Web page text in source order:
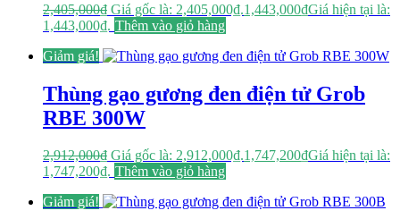
2,405,000₫ Giá gốc là: 2,405,000₫.1,443,000₫Giá hiện tại là:
1,443,000₫. Thêm vào giỏ hàng
Giảm giá!
Thùng gạo gương đen điện tử Grob
RBE 300W
2,912,000₫ Giá gốc là: 2,912,000₫.1,747,200₫Giá hiện tại là:
1,747,200₫. Thêm vào giỏ hàng
Giảm giá!